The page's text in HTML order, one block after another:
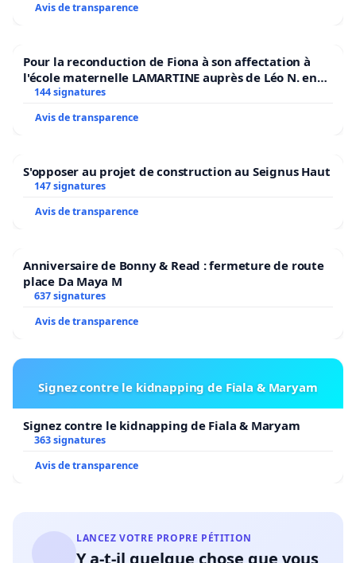
Avis de transparence
Pour la reconduction de Fiona à son affectation à
l'école maternelle LAMARTINE auprès de Léo N. en
2026/2027
144 signatures
Avis de transparence
S'opposer au projet de construction au Seignus Haut
147 signatures
Avis de transparence
Anniversaire de Bonny & Read : fermeture de route
place Da Maya M
637 signatures
Avis de transparence
Signez contre le kidnapping de Fiala & Maryam
Signez contre le kidnapping de Fiala & Maryam
363 signatures
Avis de transparence
LANCEZ VOTRE PROPRE PÉTITION